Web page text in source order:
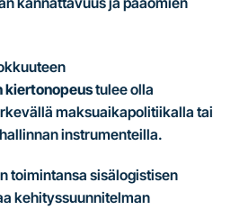
kiertonopeustulee olla
maksuaikapolitiikalla tai
instrumenteilla.
toimintansa sisälogistisen
kehityssuunnitelman